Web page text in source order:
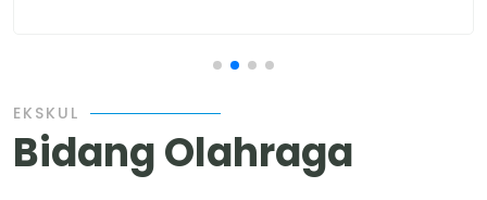
EKSKUL
Bidang Olahraga